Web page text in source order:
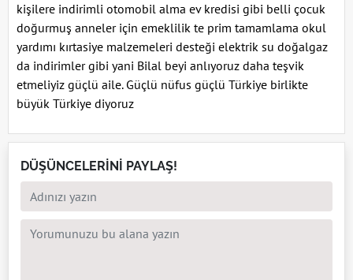
kişilere indirimli otomobil alma ev kredisi gibi belli çocuk
doğurmuş anneler için emeklilik te prim tamamlama okul
yardımı kırtasiye malzemeleri desteği elektrik su doğalgaz
da indirimler gibi yani Bilal beyi anlıyoruz daha teşvik
etmeliyiz güçlü aile. Güçlü nüfus güçlü Türkiye birlikte
büyük Türkiye diyoruz
DÜŞÜNCELERİNİ PAYLAŞ!